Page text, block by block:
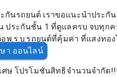
นรถยนต์ เราขอแนะนำประ
ระกันชั้น 1 ที่ดูแลครบ จบทุก
.ร.บ.รถยนต์ที่คุ้มค่า ที่แสงทอง
า ออนไลน์
โปรโมชั่นสิทธิจำนวนจำกัด